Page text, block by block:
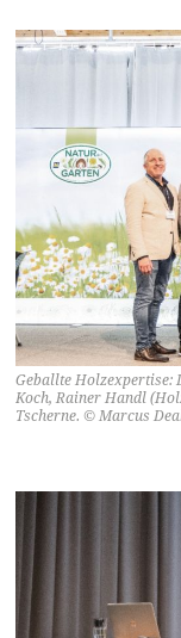
Geballte Holzexpertise:
Koch, Rainer Handl
Tscherne. © Marcus